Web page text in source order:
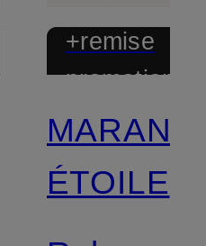
+remise
MARANT
ÉTOILE